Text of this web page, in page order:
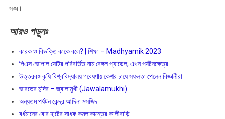
সঙ্ঘ।
আরও পড়ুনঃ
কারক ও বিভক্তি কাকে বলে? | শিক্ষা – Madhyamik 2023
পিএস ভোপাল যেটির পরিবর্তিত নাম বেঙ্গল প্যাডেল, এখন পর্যটনক্ষেত্র
উত্তরবঙ্গ কৃষি বিশ্ববিদ্যালয় গবেষণায় কেশর চাষে সফলতা পেলেন বিজ্ঞানীরা
ভারতের মন্দির – জ্বালামুখী (Jawalamukhi)
অন্যতম পর্যটন কেন্দ্র আদিনা মসজিদ
বর্ধমানের বোর হাটের সাধক কমলাকান্তের কালীবাড়ি